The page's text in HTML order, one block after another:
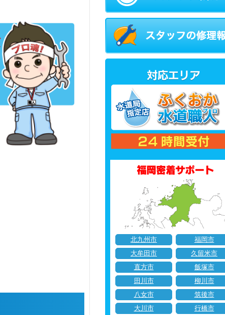
北九州市
福岡市
大牟田市
久留米市
直方市
飯塚市
田川市
柳川市
八女市
筑後市
大川市
行橋市